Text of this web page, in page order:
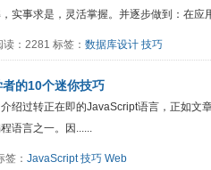
实事求是，灵活掌握。并逐步做到：在应
：2281 标签： 数据库设计 技巧
的10个迷你技巧
绍过转正在即的JavaScript语言，正如文
语言之一。因......
： JavaScript 技巧 Web